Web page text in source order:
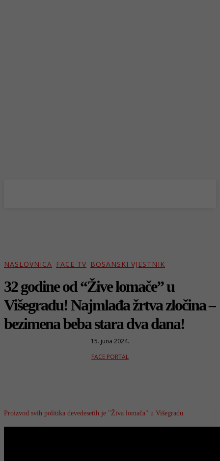
NASLOVNICA FACE TV BOSANSKI VJESTNIK
32 godine od “Žive lomače” u
Višegradu! Najmlađa žrtva zločina –
bezimena beba stara dva dana!
15. juna 2024.
FACE PORTAL
Proizvod svih politika devedesetih je "Živa lomača" u Višegradu.